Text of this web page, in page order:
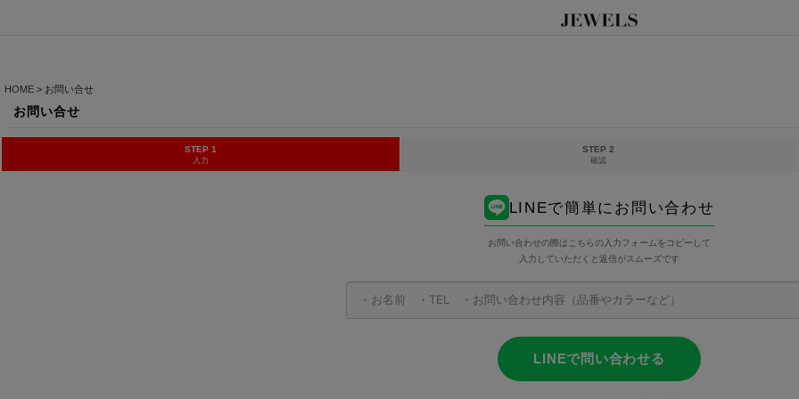
HOME > お問い合せ
お問い合せ
STEP 1
入力
STEP 2
確認
LINEで簡単にお問い合わせ
お問い合わせの際はこちらの入力フォームをコピーして
入力していただくと返信がスムーズです
LINEで問い合わせる